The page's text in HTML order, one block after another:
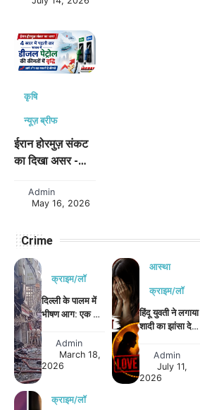
कृषि
न्यूज़ ब्रीफ
ईरान होरमुज़ संकट
का दिखा असर -
महंगेAdmin
May 16, 2026
Crime
क्राइम/लॉ
दिल्ली के पालम में
भीषण आग: एक ही
परिवार के 9 लोगों
की मौतAdmin
March 18,
2026
आस्था
क्राइम/लॉ
हिंदू युवती ने लगाया
शादी का झांसा देकर
दबाव बनाने का
आरोप, बरेली में केस
दर्ज
Admin
July 11,
2026
क्राइम/लॉ